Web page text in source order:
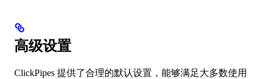
高级设置
ClickPipes 提供了合理的默认设置，能够满足大多数使用